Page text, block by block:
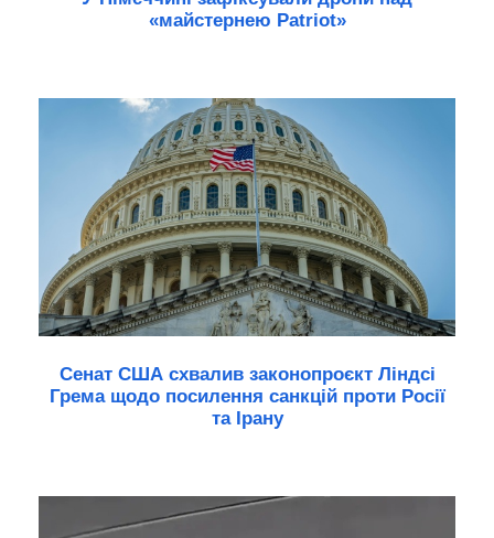
«майстернею Patriot»
Сенат США схвалив законопроєкт Ліндсі
Грема щодо посилення санкцій проти Росії
та Ірану